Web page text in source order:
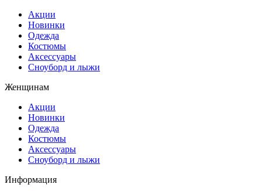
Акции
Новинки
Одежда
Костюмы
Аксессуары
Сноуборд и лыжи
Женщинам
Акции
Новинки
Одежда
Костюмы
Аксессуары
Сноуборд и лыжи
Информация